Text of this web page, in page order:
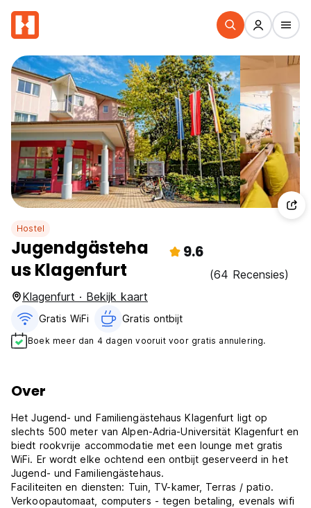
Hostel
Jugendgästeha
us Klagenfurt
9.6
(64 Recensies)
Klagenfurt · Bekijk kaart
Gratis WiFi Gratis ontbijt‎
Boek meer dan 4 dagen vooruit voor gratis annulering.
Over
Het Jugend- und Familiengästehaus Klagenfurt ligt op
slechts 500 meter van Alpen-Adria-Universität Klagenfurt en
biedt rookvrije accommodatie met een lounge met gratis
WiFi. Er wordt elke ochtend een ontbijt geserveerd in het
Jugend- und Familiengästehaus.
Faciliteiten en diensten: Tuin, TV-kamer, Terras / patio.
Verkoopautomaat, computers - tegen betaling, evenals wifi